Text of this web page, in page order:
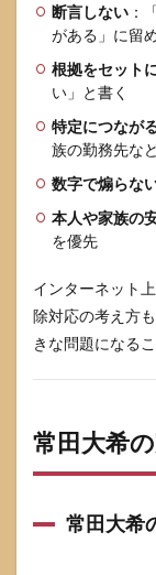
断言しない ：
がある」に留
根拠をセット
い」と書く
特定につなが
族の勤務先な
数字で煽らな
本人や家族の
を優先
インターネット
除対応の考え方
きな問題になる
常田大希
常田大希